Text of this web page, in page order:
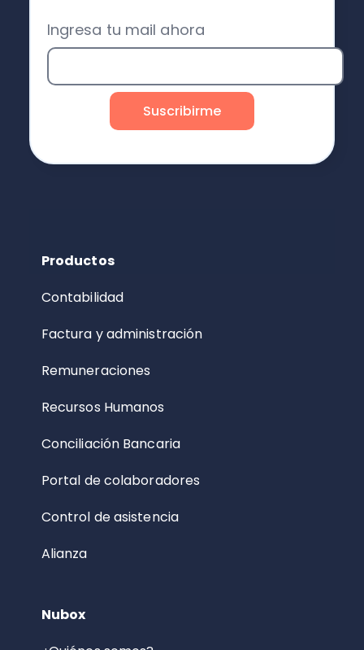
Ingresa tu mail ahora
Productos
Contabilidad
Factura y administración
Remuneraciones
Recursos Humanos
Conciliación Bancaria
Portal de colaboradores
Control de asistencia
Alianza
Nubox